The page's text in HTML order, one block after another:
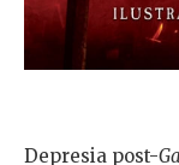
Depresia post-